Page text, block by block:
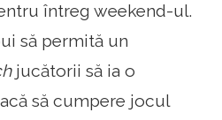
întreg weekend-ul.
să permită un
jucătorii să ia o
să cumpere jocul